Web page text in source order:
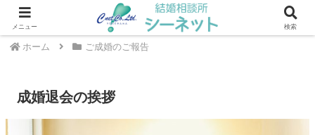
川崎・武蔵小杉エリアの結婚相談所 ｜ シーネット結婚相談所
ホーム ご成婚のご報告
成婚退会の挨拶
メニュー 検索